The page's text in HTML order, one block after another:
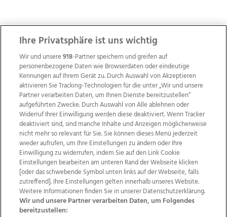
ZUR NACHRICHTENÜBERSICHT
Wir über uns Mediadaten Kontakt
Jobs
Datenschutz
Impressum
AGB Anzeigekunden
AGB Website
Ehrenkodex Politische Werbung
Ihre Privatsphäre ist uns wichtig
Wir und unsere918-Partner speichern und greifen auf
personenbezogene Daten wie Browserdaten oder eindeutige
Kennungen auf Ihrem Gerät zu. Durch Auswahl von Akzeptieren
aktivieren Sie Tracking-Technologien für die unter „Wir und unsere
Partner verarbeiten Daten, um Ihnen Dienste bereitzustellen“
aufgeführten Zwecke. Durch Auswahl von Alle ablehnen oder
Widerruf Ihrer Einwilligung werden diese deaktiviert. Wenn Tracker
deaktiviert sind, sind manche Inhalte und Anzeigen möglicherweise
nicht mehr so relevant für Sie. Sie können dieses Menü jederzeit
wieder aufrufen, um Ihre Einstellungen zu ändern oder Ihre
Einwilligung zu widerrufen, indem Sie auf den Link Cookie
Einstellungen bearbeiten am unteren Rand der Webseite klicken
[oder das schwebende Symbol unten links auf der Webseite, falls
zutreffend]. Ihre Einstellungen gelten innerhalb unseres Website.
Weitere Informationen finden Sie in unserer Datenschutzerklärung.
Wir und unsere Partner verarbeiten Daten, um Folgendes
bereitzustellen: